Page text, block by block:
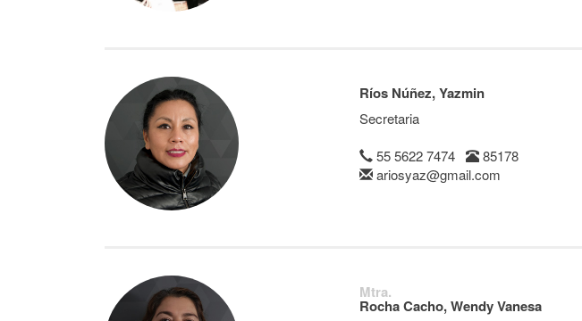
Ríos Núñez, Yazmin
Secretaria
55 5622 7474
85178
ariosyaz@gmail.com
Mtra.
Rocha Cacho, Wendy Vanesa